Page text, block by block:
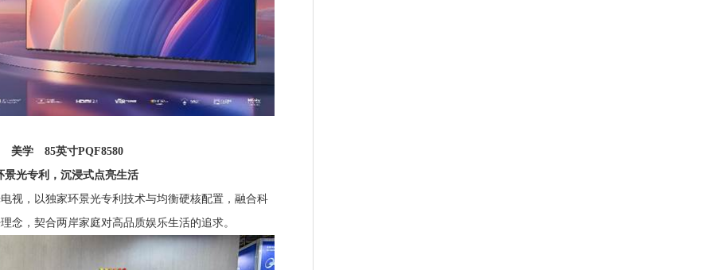
美学 85英寸PQF8580
专利，沉浸式点亮生活
，以独家环景光专利技术与均衡硬核配置，融合科
念，契合两岸家庭对高品质娱乐生活的追求。